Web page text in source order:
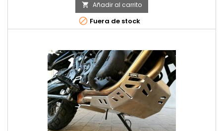
 Añadir al carrito
 Fuera de stock